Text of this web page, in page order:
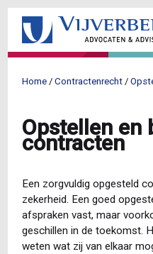
Overslaan
de
gaanHome Contractenrecht
Opstellen en
contracten
Een zorgvuldig opgesteld
zekerheid. Een goed
afspraken vast, maar
geschillen in de toekomst.
weten wat zij van elkaar